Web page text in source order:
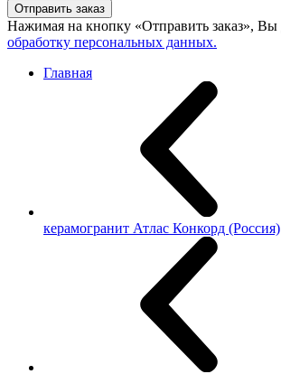
Отправить заказ
Нажимая на кнопку «Отправить заказ», Вы
обработку персональных данных.
Главная
керамогранит Атлас Конкорд (Россия)